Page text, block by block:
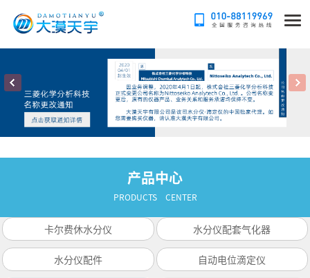
产品中心
PRODUCTS CENTER
卡尔费休水分仪 水分仪配套气化器
水分仪配件 自动电位滴定仪